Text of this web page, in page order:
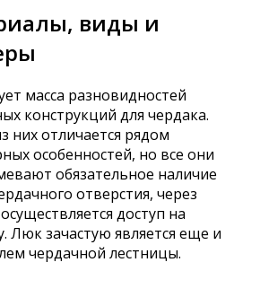
виды и
масса разновидностей
конструкций для чердака.
них отличается рядом
особенностей, но все они
обязательное наличие
отверстия, через
доступ на
Люк зачастую является еще и
чердачной лестницы.